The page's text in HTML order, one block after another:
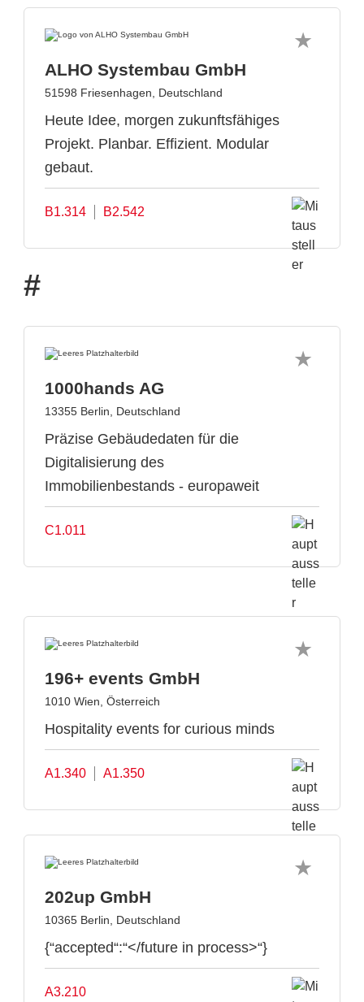
ALHO Systembau GmbH
51598 Friesenhagen, Deutschland
Heute Idee, morgen zukunftsfähiges
Projekt. Planbar. Effizient. Modular
gebaut.
B1.314 B2.542
#
1000hands AG
13355 Berlin, Deutschland
Präzise Gebäudedaten für die
Digitalisierung des
Immobilienbestands - europaweit
C1.011
196+ events GmbH
1010 Wien, Österreich
Hospitality events for curious minds
A1.340 A1.350
202up GmbH
10365 Berlin, Deutschland
{“accepted“:“</future in process>“}
A3.210